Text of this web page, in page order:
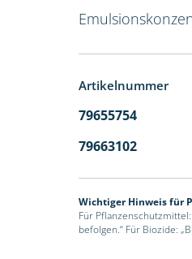
Artikelnummer
79655754
79663102
Wichtiger Hinweis für
Für
befolgen.“ Für Biozide: